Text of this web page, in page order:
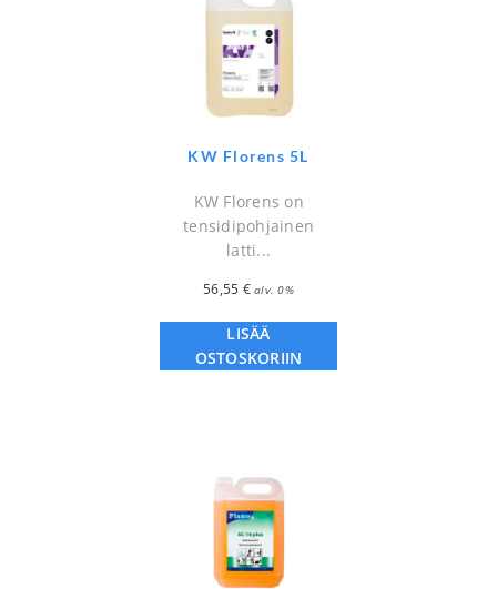
KW Florens 5L
⁠KW Florens on
tensidipohjainen
latti...
56,55 € alv. 0%
LISÄÄ
OSTOSKORIIN